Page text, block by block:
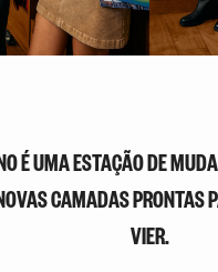
É UMA ESTAÇÃO DE
CAMADAS PRONTAS
VIER.